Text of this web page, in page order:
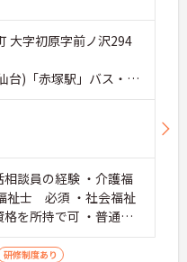
大字初原字前ノ沢294
台)「赤塚駅」バス・車
談員の経験 ・介護福
祉士 必須 ・社会福祉
を所持で可 ・普通自
ＡＴ限定可）
研修制度あり